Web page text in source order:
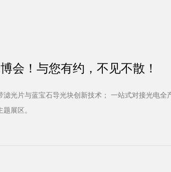
会！与您有约，不见不散！
光片与蓝宝石导光块创新技术； 一站式对接光电全
展区。